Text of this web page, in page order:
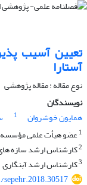
تعیین آسیب
آستارا
نوع مقاله : مقاله پژوهشی
نویسندگان
همایون خوشروان
1
1عضو هیأت علمی مؤسسه
2کارشناس ارشد سازه
3کارشناس ارشد آبنگاری